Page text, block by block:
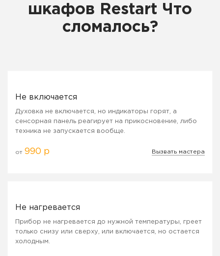
шкафов Restart Что
сломалось?
Не включается
Духовка не включается, но индикаторы горят, а
сенсорная панель реагирует на прикосновение, либо
техника не запускается вообще.
от 990 р Вызвать мастера
Не нагревается
Прибор не нагревается до нужной температуры, греет
только снизу или сверху, или включается, но остается
холодным.